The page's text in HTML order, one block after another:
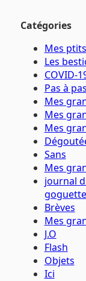
Catégories
Mes
Les
COVID-
Pas à pas
Mes
Mes
Mes
Sans
Mes
journal
Brèves
Mes
J.O
Flash
Objets
Ici